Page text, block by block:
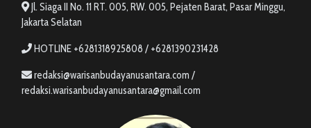
Jl. Siaga II No. 11 RT. 005, RW. 005, Pejaten Barat, Pasar Minggu,
Jakarta Selatan
HOTLINE +6281318925808 / +6281390231428
redaksi@warisanbudayanusantara.com /
redaksi.warisanbudayanusantara@gmail.com